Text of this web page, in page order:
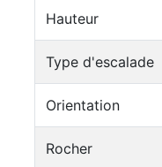
Hauteur
Type d'escalade
Orientation
Rocher